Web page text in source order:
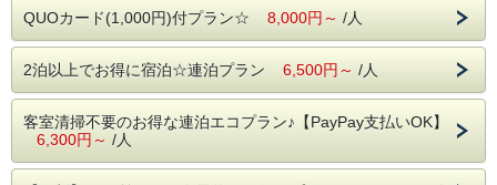
QUOカード(1,000円)付プラン☆ 8,000円～ /人
2泊以上でお得に宿泊☆連泊プラン 6,500円～ /人
客室清掃不要のお得な連泊エコプラン♪【PayPay支払いOK】
6,300円～ /人